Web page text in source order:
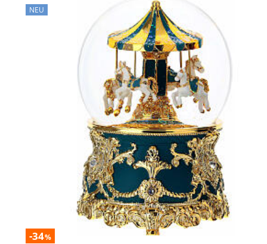
NEU
-34%